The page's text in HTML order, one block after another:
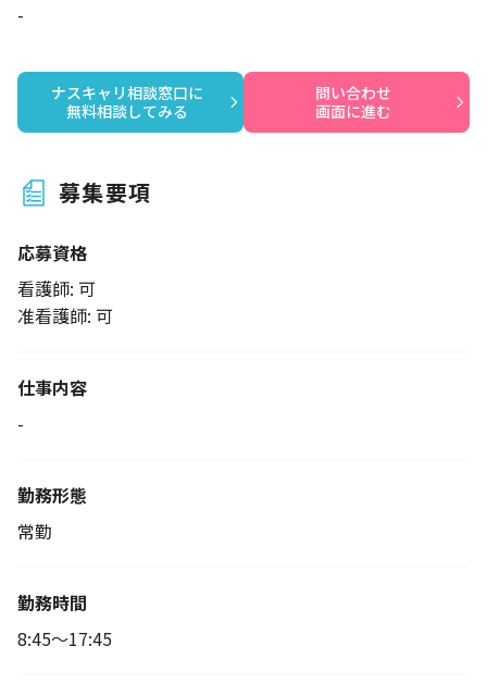
-
ナスキャリ相談窓口に
無料相談してみる
問い合わせ
画面に進む
募集要項
応募資格
看護師: 可
准看護師: 可
仕事内容
-
勤務形態
常勤
勤務時間
8:45～17:45